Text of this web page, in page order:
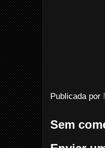
Publicada por
Sem